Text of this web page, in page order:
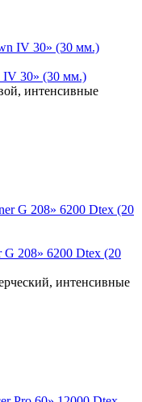
IV 30» (30 мм.)
интенсивные
G 208» 6200 Dtex (20
интенсивные